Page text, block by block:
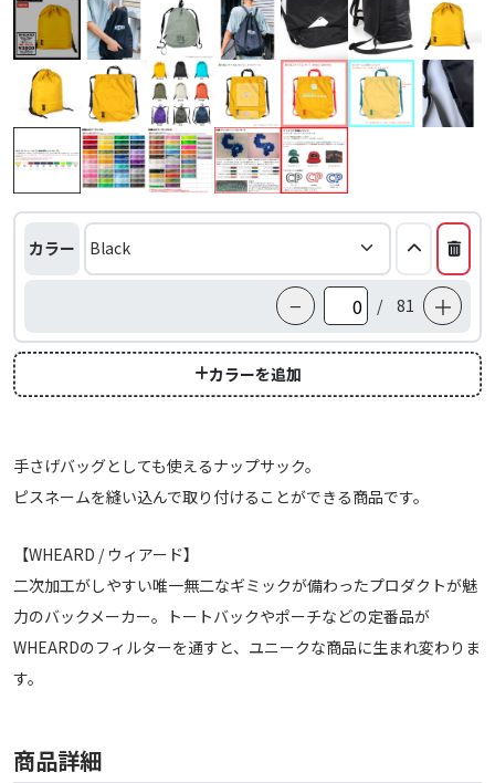
カラー
− / 81 ＋
カラーを追加
手さげバッグとしても使えるナップサック。
ピスネームを縫い込んで取り付けることができる商品です。
【WHEARD / ウィアード】
二次加工がしやすい唯一無二なギミックが備わったプロダクトが魅
力のバックメーカー。トートバックやポーチなどの定番品が
WHEARDのフィルターを通すと、ユニークな商品に生まれ変わりま
す。
商品詳細